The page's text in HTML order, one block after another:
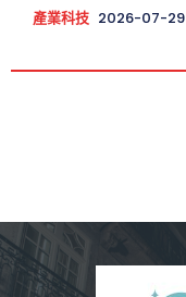
產業科技 2026-07-29